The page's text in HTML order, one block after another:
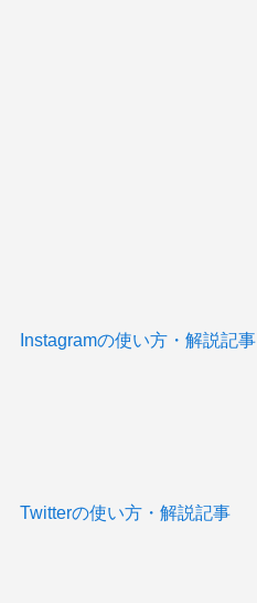
Instagramの使い方・解説記事
Twitterの使い方・解説記事